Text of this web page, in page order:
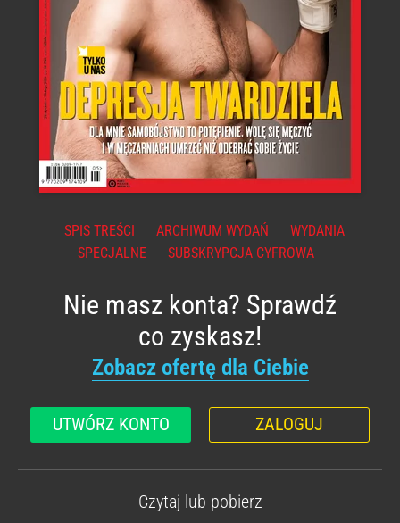
SPIS TREŚCI ARCHIWUM WYDAŃ
WYDANIA
SPECJALNE
SUBSKRYPCJA CYFROWA
Nie masz konta? Sprawdź
co zyskasz!
Zobacz ofertę dla Ciebie
UTWÓRZ KONTO ZALOGUJ
Czytaj lub pobierz